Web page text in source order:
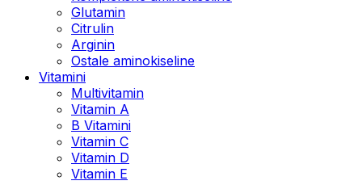
Glutamin
Citrulin
Arginin
Ostale aminokiseline
Vitamini
Multivitamin
Vitamin A
B Vitamini
Vitamin C
Vitamin D
Vitamin E